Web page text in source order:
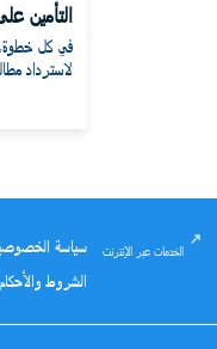
التأمين
في كل خطوة،
لاسترداد
الخدمات عبر الإنترنت
سياسة
الشروط والأحكام